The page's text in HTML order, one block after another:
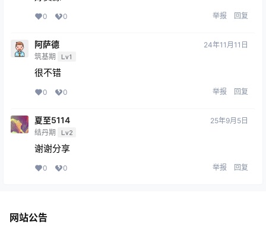
0 0 举报 回复
阿萨德
筑基期 Lv1
24年11月11日
很不错
0 0 举报 回复
夏至5114
结丹期 Lv2
25年9月5日
谢谢分享
0 0 举报 回复
网站公告